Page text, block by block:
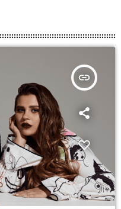
insert_link